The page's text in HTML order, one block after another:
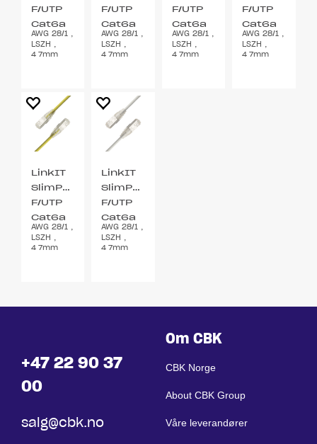
F/UTP
Cat6a
grå
0.5m
AWG 28/1 ,
LSZH ,
4.7mm
F/UTP
Cat6a
svart
0.5m
AWG 28/1 ,
LSZH ,
4.7mm
F/UTP
Cat6a
rød
0.5m
AWG 28/1 ,
LSZH ,
4.7mm
F/UTP
Cat6a
grønn
0.5m
AWG 28/1 ,
LSZH ,
4.7mm
LinkIT
SlimPatch
F/UTP
Cat6a
gul
0.5m
AWG 28/1 ,
LSZH ,
4.7mm
LinkIT
SlimPatch
F/UTP
Cat6a
hvit
0.5m
AWG 28/1 ,
LSZH ,
4.7mm
+47 22 90 37
00
salg@cbk.no
Om CBK
CBK Norge
About CBK Group
Våre leverandører